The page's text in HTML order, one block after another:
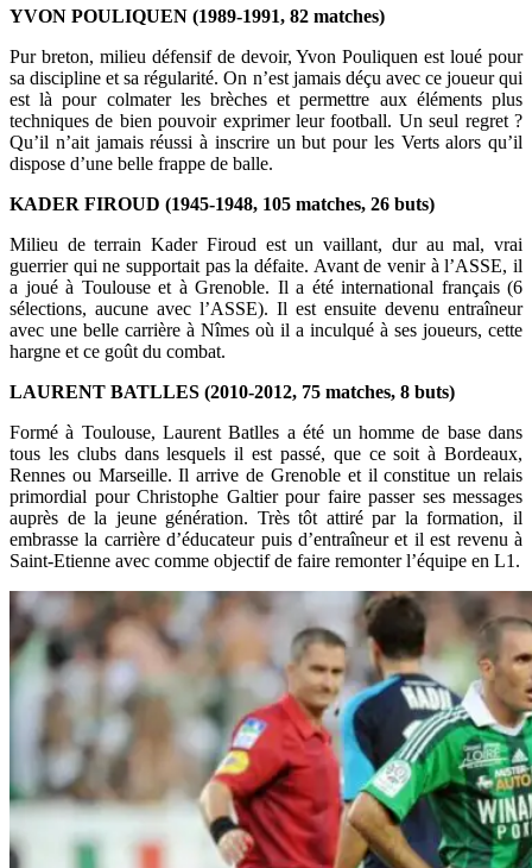
YVON POULIQUEN (1989-1991, 82 matches)
Pur breton, milieu défensif de devoir, Yvon Pouliquen est loué pour
sa discipline et sa régularité. On n’est jamais déçu avec ce joueur qui
est là pour colmater les brèches et permettre aux éléments plus
techniques de bien pouvoir exprimer leur football. Un seul regret ?
Qu’il n’ait jamais réussi à inscrire un but pour les Verts alors qu’il
dispose d’une belle frappe de balle.
KADER FIROUD (1945-1948, 105 matches, 26 buts)
Milieu de terrain Kader Firoud est un vaillant, dur au mal, vrai
guerrier qui ne supportait pas la défaite. Avant de venir à l’ASSE, il
a joué à Toulouse et à Grenoble. Il a été international français (6
sélections, aucune avec l’ASSE). Il est ensuite devenu entraîneur
avec une belle carrière à Nîmes où il a inculqué à ses joueurs, cette
hargne et ce goût du combat.
LAURENT BATLLES (2010-2012, 75 matches, 8 buts)
Formé à Toulouse, Laurent Batlles a été un homme de base dans
tous les clubs dans lesquels il est passé, que ce soit à Bordeaux,
Rennes ou Marseille. Il arrive de Grenoble et il constitue un relais
primordial pour Christophe Galtier pour faire passer ses messages
auprès de la jeune génération. Très tôt attiré par la formation, il
embrasse la carrière d’éducateur puis d’entraîneur et il est revenu à
Saint-Etienne avec comme objectif de faire remonter l’équipe en L1.